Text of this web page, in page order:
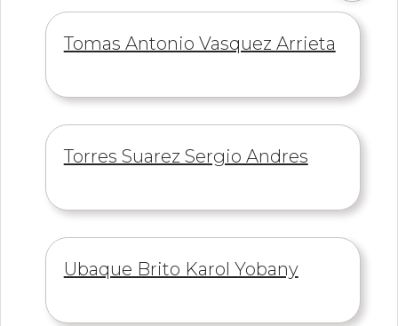
de
Información
Tomas Antonio Vasquez Arrieta
Información
Torres Suarez Sergio Andres
Información
Ubaque Brito Karol Yobany